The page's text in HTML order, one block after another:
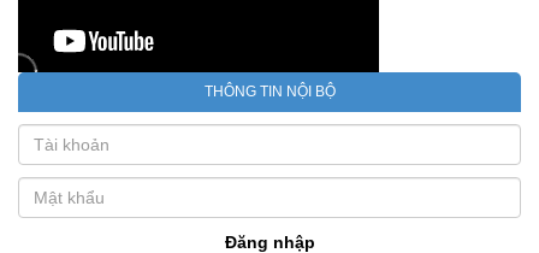
THÔNG TIN NỘI BỘ
Đăng nhập